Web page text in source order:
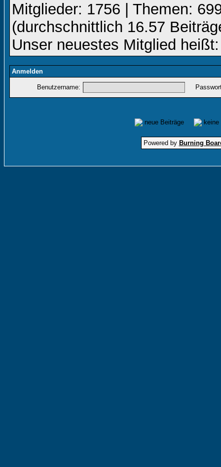
Mitglieder: 1756 | Themen:
(durchschnittlich 16.57
Unser neuestes Mitglied
Anmelden
Benutzername:
neue Beiträge
Powered by Burning